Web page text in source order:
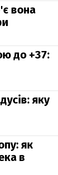
вона
до +37:
яку
як
в